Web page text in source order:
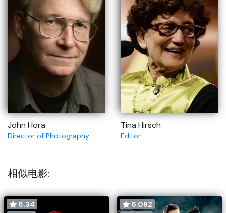
John Hora
Director of Photography
Tina Hirsch
Editor
相似电影:
6.34
6.092